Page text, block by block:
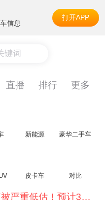
信息
打开APP
键词
直播 排行 更多
新能源 豪华二手车
皮卡车 对比
美国花旗：奇瑞市值被严重低估！预计36港元/股